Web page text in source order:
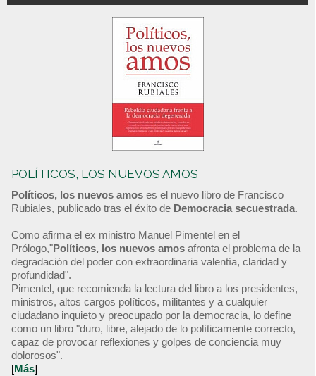
POLÍTICOS, LOS NUEVOS AMOS
Políticos, los nuevos amos es el nuevo libro de Francisco
Rubiales, publicado tras el éxito de Democracia secuestrada.
Como afirma el ex ministro Manuel Pimentel en el
Prólogo,"Políticos, los nuevos amos afronta el problema de la
degradación del poder con extraordinaria valentía, claridad y
profundidad".
Pimentel, que recomienda la lectura del libro a los presidentes,
ministros, altos cargos políticos, militantes y a cualquier
ciudadano inquieto y preocupado por la democracia, lo define
como un libro "duro, libre, alejado de lo políticamente correcto,
capaz de provocar reflexiones y golpes de conciencia muy
dolorosos".
[Más]